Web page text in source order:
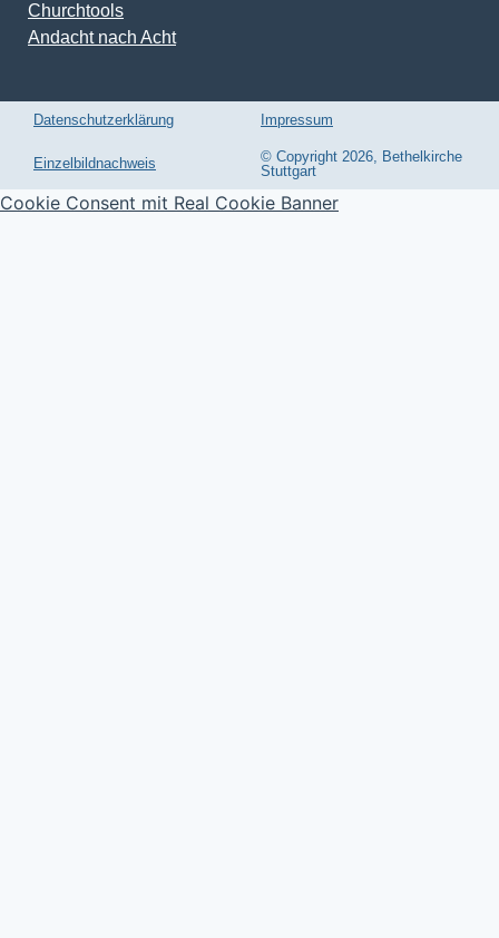
Churchtools
Andacht nach Acht
Datenschutzerklärung Impressum
Einzelbildnachweis
© Copyright 2026, Bethelkirche
Stuttgart
Cookie Consent mit Real Cookie Banner